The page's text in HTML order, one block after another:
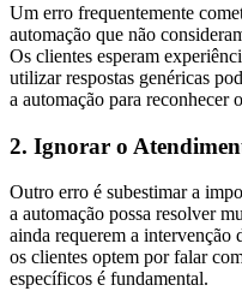
Um erro frequentemente
automação que não
Os clientes esperam
utilizar respostas genéricas
a automação para reconhecer
2. Ignorar o
Outro erro é subestimar a
a automação possa resolver
ainda requerem a intervenção
os clientes optem por falar
específicos é fundamental.